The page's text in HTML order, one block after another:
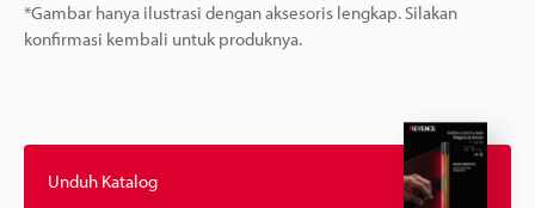
*Gambar hanya ilustrasi dengan aksesoris lengkap. Silakan
konfirmasi kembali untuk produknya.
Unduh Katalog